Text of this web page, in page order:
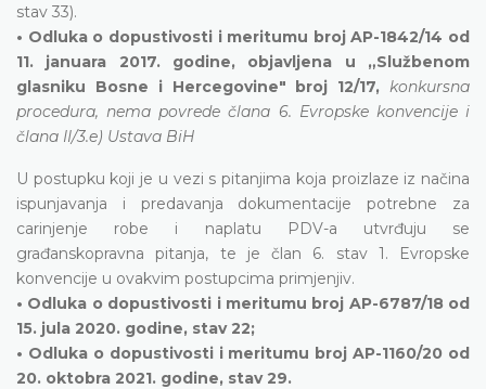
stav 33).
• Odluka o dopustivosti i meritumu broj AP-1842/14 od
11. januara 2017. godine, objavljena u „Službenom
glasniku Bosne i Hercegovine" broj 12/17, konkursna
procedura, nema povrede člana 6. Evropske konvencije i
člana II/3.e) Ustava BiH
U postupku koji je u vezi s pitanjima koja proizlaze iz načina
ispunjavanja i predavanja dokumentacije potrebne za
carinjenje robe i naplatu PDV-a utvrđuju se
građanskopravna pitanja, te je član 6. stav 1. Evropske
konvencije u ovakvim postupcima primjenjiv.
• Odluka o dopustivosti i meritumu broj AP-6787/18 od
15. jula 2020. godine, stav 22;
• Odluka o dopustivosti i meritumu broj AP-1160/20 od
20. oktobra 2021. godine, stav 29.